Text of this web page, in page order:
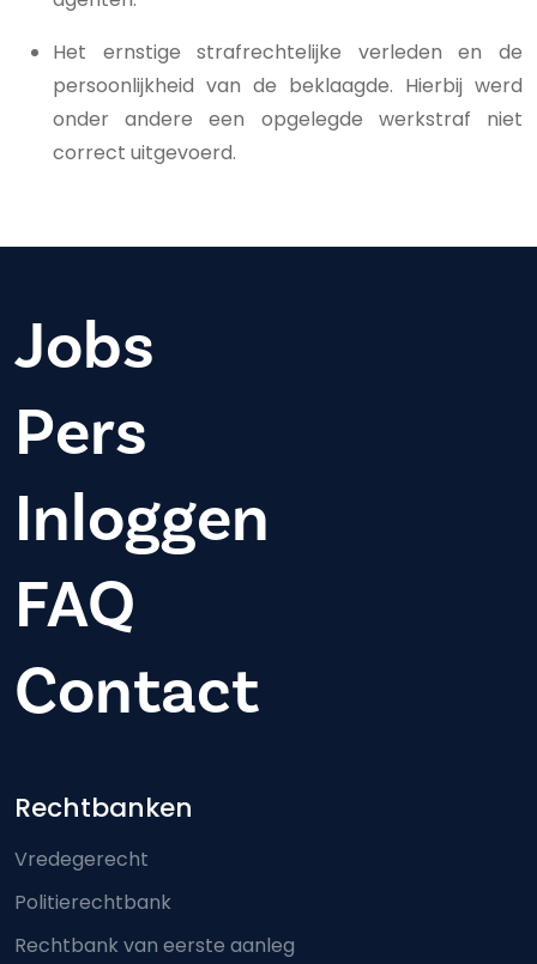
Het ernstige strafrechtelijke verleden en de
persoonlijkheid van de beklaagde. Hierbij werd
onder andere een opgelegde werkstraf niet
correct uitgevoerd.
Jobs
Pers
Inloggen
FAQ
Contact
Footer-menu
Rechtbanken
Vredegerecht
Politierechtbank
Rechtbank van eerste aanleg